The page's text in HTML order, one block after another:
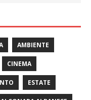
AMBIENTE
CINEMA
ESTATE